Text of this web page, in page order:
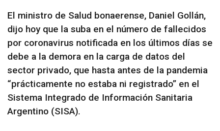
El ministro de Salud bonaerense, Daniel Gollán,
dijo hoy que la suba en el número de fallecidos
por coronavirus notificada en los últimos días se
debe a la demora en la carga de datos del
sector privado, que hasta antes de la pandemia
“prácticamente no estaba ni registrado” en el
Sistema Integrado de Información Sanitaria
Argentino (SISA).